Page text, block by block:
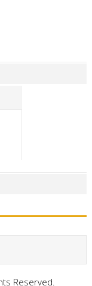
Reserved.